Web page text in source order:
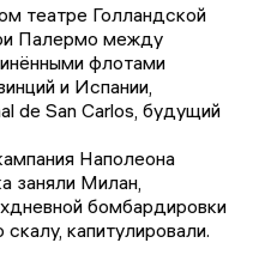
театре Голландской
Палермо между
флотами
и Испании,
de San Carlos, будущий
Наполеона
заняли Милан,
бомбардировки
капитулировали.